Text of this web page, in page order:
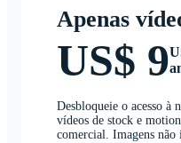
Apenas
US$ 9
Desbloqueie o acesso à
vídeos de stock e
comercial. Imagens não